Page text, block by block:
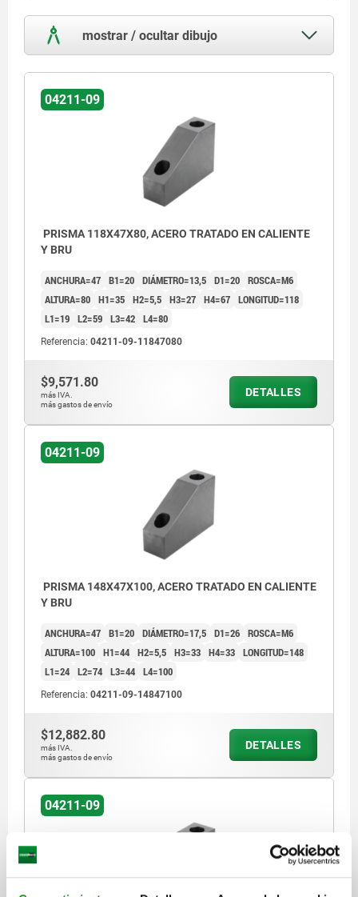
mostrar / ocultar dibujo
04211-09
PRISMA 118X47X80, ACERO TRATADO EN CALIENTE
Y BRU
ANCHURA=47 B1=20 DIÁMETRO=13,5 D1=20 ROSCA=M6
ALTURA=80 H1=35 H2=5,5 H3=27 H4=67 LONGITUD=118
L1=19 L2=59 L3=42 L4=80
Referencia: 04211-09-11847080
$9,571.80
más IVA.
más gastos de envío
DETALLES
04211-09
PRISMA 148X47X100, ACERO TRATADO EN CALIENTE
Y BRU
ANCHURA=47 B1=20 DIÁMETRO=17,5 D1=26 ROSCA=M6
ALTURA=100 H1=44 H2=5,5 H3=33 H4=33 LONGITUD=148
L1=24 L2=74 L3=44 L4=100
Referencia: 04211-09-14847100
$12,882.80
más IVA.
más gastos de envío
DETALLES
04211-09